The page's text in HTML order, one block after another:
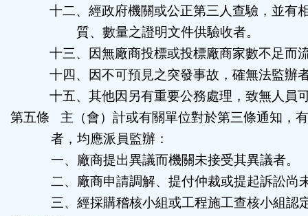
十二、經政府機關或公正第三人查驗，並有
質、數量之證明文件供驗收者。
十三、因無廠商投標或投標廠商家數不足而
十四、因不可預見之突發事故，確無法監辦
十五、其他因另有重要公務處理，致無人員
第五條
主（會）計或有關單位對於第三條通知，
者，均應派員監辦：
一、廠商提出異議而機關未接受其異議者。
二、廠商申請調解、提付仲裁或提起訴訟尚
三、經採購稽核小組或工程施工查核小組認